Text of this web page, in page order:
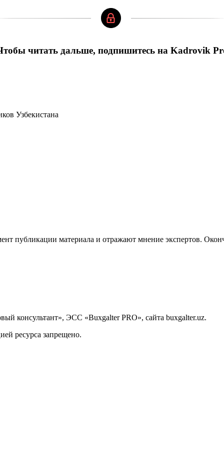
читать дальше, подпишитесь на Kadrovik
Узбекистана
публикации материала и отражают мнение экспертов.
консультант», ЭСС «Buxgalter PRO», сайта buxgalter.uz.
ресурса запрещено.